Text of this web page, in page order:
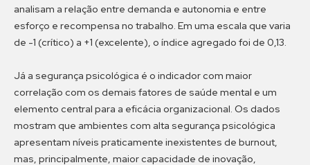
analisam a relação entre demanda e autonomia e entre
esforço e recompensa no trabalho. Em uma escala que varia
de -1 (crítico) a +1 (excelente), o índice agregado foi de 0,13.
Já a segurança psicológica é o indicador com maior
correlação com os demais fatores de saúde mental e um
elemento central para a eficácia organizacional. Os dados
mostram que ambientes com alta segurança psicológica
apresentam níveis praticamente inexistentes de burnout,
mas, principalmente, maior capacidade de inovação,